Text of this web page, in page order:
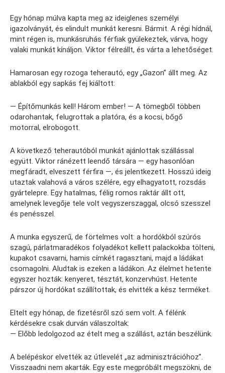
Egy hónap múlva kapta meg az ideiglenes személyi
igazolványát, és elindult munkát keresni. Bármit. A régi hídnál,
mint régen is, munkásruhás férfiak gyülekeztek, várva, hogy
valaki munkát kínáljon. Viktor félreállt, és várta a lehetőséget.
Hamarosan egy rozoga teherautó, egy „Gazon” állt meg. Az
ablakból egy sapkás fej kiáltott:
— Építőmunkás kell! Három ember! — A tömegből többen
odarohantak, felugrottak a platóra, és a kocsi, bőgő
motorral, elrobogott.
A következő teherautóból munkát ajánlottak szállással
együtt. Viktor ránézett leendő társára — egy hasonlóan
megfáradt, elveszett férfira —, és jelentkezett. Hosszú ideig
utaztak valahová a város szélére, egy elhagyatott, rozsdás
gyártelepre. Egy hatalmas, félig romos raktár állt ott,
amelynek levegője tele volt vegyszerszaggal, olcsó szesszel
és penésszel.
A munka egyszerű, de förtelmes volt: a hordókból szúrós
szagú, párlatmaradékos folyadékot kellett palackokba tölteni,
kupakot csavarni, hamis címkét ragasztani, majd a ládákat
csomagolni. Aludtak is ezeken a ládákon. Az élelmet hetente
egyszer hozták: kenyeret, tésztát, konzervhúst. Hetente
párszor új hordókat szállítottak, és elvitték a kész terméket.
Eltelt egy hónap, de fizetésről szó sem volt. A félénk
kérdésekre csak durván válaszoltak:
— Előbb ledolgozod az ételt meg a szállást, aztán beszélünk.
A belépéskor elvették az útlevelét „az adminisztrációhoz”.
Visszaadni nem akarták. Egy este megpróbált megszökni, de